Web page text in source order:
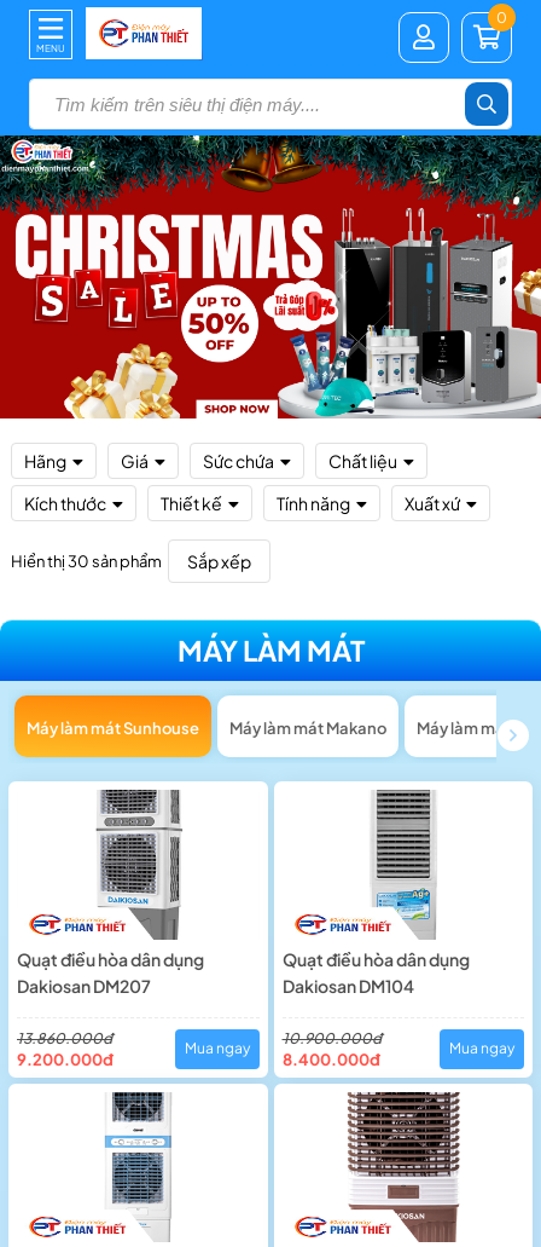
MENU
0
Hãng Giá Sức chứa
Chất liệu
Kích thước
Thiết kế Tính năng Xuất xứ
Hiển thị 30 sản phẩm Sắp xếp
MÁY LÀM MÁT
Máy làm mát Sunhouse Máy làm mát Makano Máy làm mát
Quạt điều hòa dân dụng
Dakiosan DM207
Mua ngay
13.860.000đ
9.200.000đ
Quạt điều hòa dân dụng
Dakiosan DM104
Mua ngay
10.900.000đ
8.400.000đ